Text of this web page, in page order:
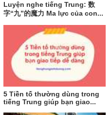
Luyện nghe tiếng Trung: 数
字“九”的魔力 Ma lực của con...
5 Tiền tố thường dùng trong
tiếng Trung giúp bạn giao...